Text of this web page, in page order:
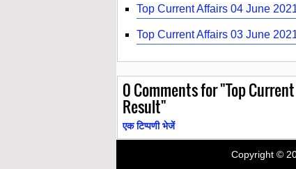
Top Current Affairs 04 June
Top Current Affairs 03 June
0Comments for "Top
Result"
एक टिप्पणी भेजें
Copyright ©